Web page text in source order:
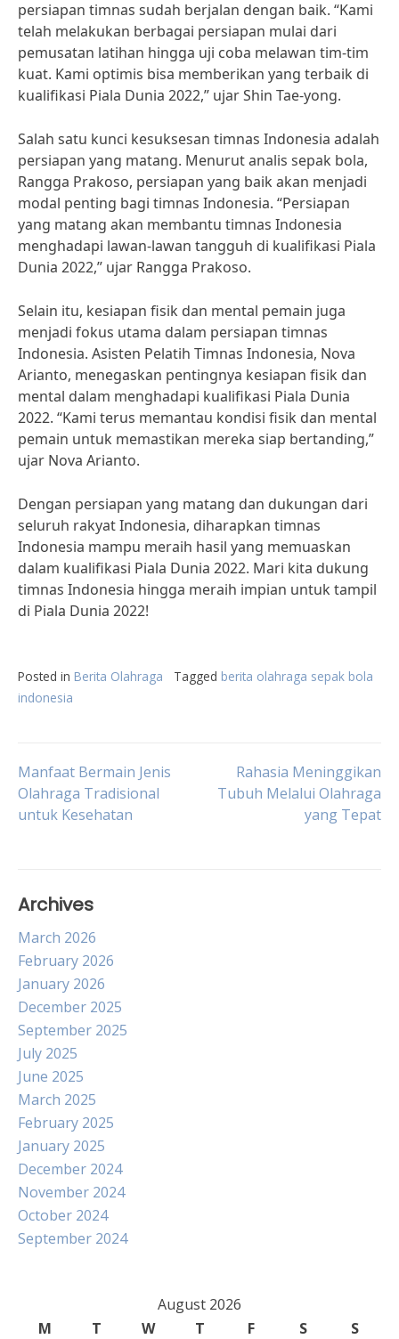
persiapan timnas sudah berjalan dengan baik. “Kami
telah melakukan berbagai persiapan mulai dari
pemusatan latihan hingga uji coba melawan tim-tim
kuat. Kami optimis bisa memberikan yang terbaik di
kualifikasi Piala Dunia 2022,” ujar Shin Tae-yong.
Salah satu kunci kesuksesan timnas Indonesia adalah
persiapan yang matang. Menurut analis sepak bola,
Rangga Prakoso, persiapan yang baik akan menjadi
modal penting bagi timnas Indonesia. “Persiapan
yang matang akan membantu timnas Indonesia
menghadapi lawan-lawan tangguh di kualifikasi Piala
Dunia 2022,” ujar Rangga Prakoso.
Selain itu, kesiapan fisik dan mental pemain juga
menjadi fokus utama dalam persiapan timnas
Indonesia. Asisten Pelatih Timnas Indonesia, Nova
Arianto, menegaskan pentingnya kesiapan fisik dan
mental dalam menghadapi kualifikasi Piala Dunia
2022. “Kami terus memantau kondisi fisik dan mental
pemain untuk memastikan mereka siap bertanding,”
ujar Nova Arianto.
Dengan persiapan yang matang dan dukungan dari
seluruh rakyat Indonesia, diharapkan timnas
Indonesia mampu meraih hasil yang memuaskan
dalam kualifikasi Piala Dunia 2022. Mari kita dukung
timnas Indonesia hingga meraih impian untuk tampil
di Piala Dunia 2022!
Posted in Berita Olahraga Tagged berita olahraga sepak bola
indonesia
Post
navigation
Manfaat Bermain Jenis
Olahraga Tradisional
untuk Kesehatan
Rahasia Meninggikan
Tubuh Melalui Olahraga
yang Tepat
Archives
March 2026
February 2026
January 2026
December 2025
September 2025
July 2025
June 2025
March 2025
February 2025
January 2025
December 2024
November 2024
October 2024
September 2024
August 2026
M
T W T F S
S